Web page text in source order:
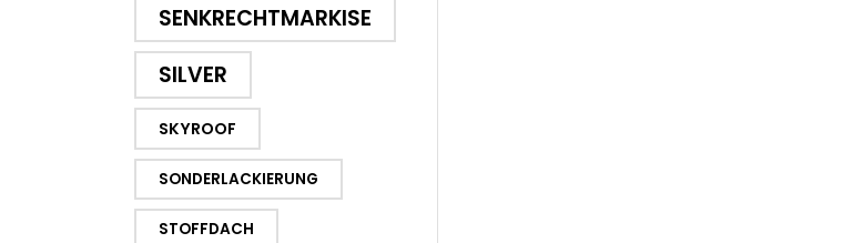
SENKRECHTMARKISE
SILVER
SKYROOF
SONDERLACKIERUNG
STOFFDACH